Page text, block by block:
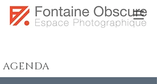
AGENDA